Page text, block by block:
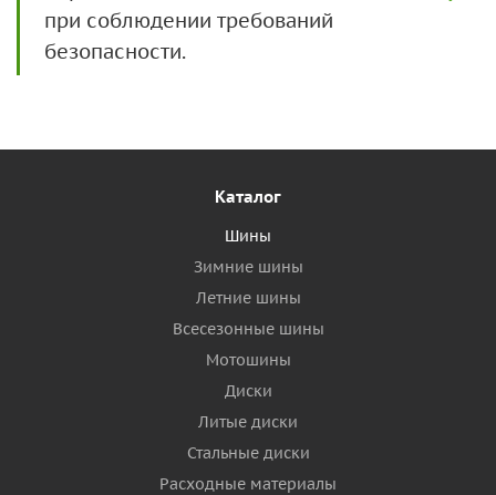
при соблюдении требований
безопасности.
Каталог
Шины
Зимние шины
Летние шины
Всесезонные шины
Мотошины
Диски
Литые диски
Стальные диски
Расходные материалы